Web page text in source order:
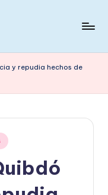
y repudia hechos de